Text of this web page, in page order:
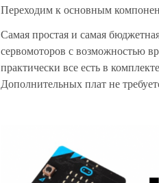
Переходим к основным
Самая простая и самая
сервомоторов с возможностью
практически все есть в
Дополнительных плат не